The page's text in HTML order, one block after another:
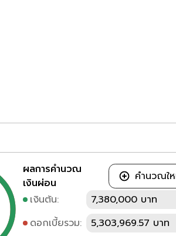
ผลการคำนวณ
เงินผ่อน
คำนวณใ
เงินต้น:
7,380,000 บาท
ดอกเบี้ยรวม:
5,303,969.57 บาท